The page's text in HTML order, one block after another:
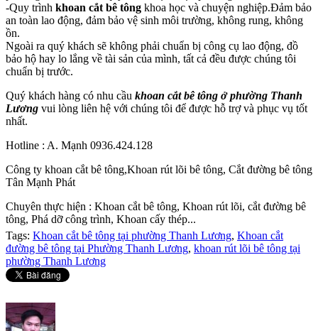
-Quy trình khoan cắt bê tông khoa học và chuyện nghiệp.Đảm bảo
an toàn lao động, đảm bảo vệ sinh môi trường, không rung, không
ồn.
Ngoài ra quý khách sẽ không phải chuẩn bị công cụ lao động, đồ
bảo hộ hay lo lắng về tài sản của mình, tất cả đều được chúng tôi
chuẩn bị trước.
Quý khách hàng có nhu cầu khoan cắt bê tông ở phường Thanh
Lương vui lòng liên hệ với chúng tôi để được hỗ trợ và phục vụ tốt
nhất.
Hotline : A. Mạnh 0936.424.128
Công ty khoan cắt bê tông,Khoan rút lõi bê tông, Cắt đường bê tông
Tân Mạnh Phát
Chuyên thực hiện : Khoan cắt bê tông, Khoan rút lõi, cắt đường bê
tông, Phá dỡ công trình, Khoan cấy thép...
Tags: Khoan cắt bê tông tại phường Thanh Lương, Khoan cắt
đường bê tông tại Phường Thanh Lương, khoan rút lõi bê tông tại
phường Thanh Lương